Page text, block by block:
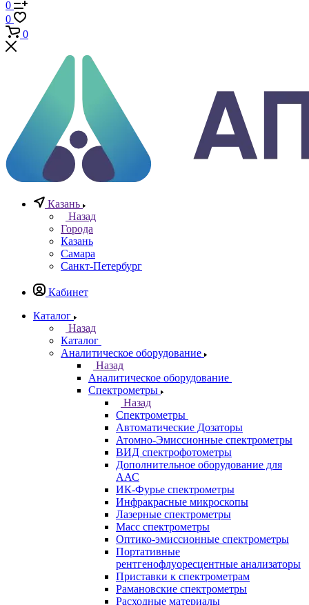
+7 (812) 640-40-13
По всем вопросам
8 800 777 20 78
Отдел неразрушающего контроля
+7 965 786 38 77
Отдел контрольно измерительных приборов
Заказать звонок
0
0
0
Казань
Назад
Города
Казань
Санкт-Петербург
Аналитическое оборудование
Назад
Аналитическое оборудование
Спектрометры
Назад
Спектрометры
Автоматические Дозаторы
Атомно-Эмиссионные спектрометры